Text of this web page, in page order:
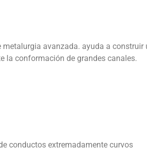
avanzada. ayuda a
la conformación de grandes canales.
conductos extremadamente curvos